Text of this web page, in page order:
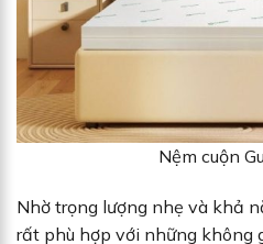
Nệm cuộn
Nhờ trọng lượng nhẹ và khả
rất phù hợp với những không